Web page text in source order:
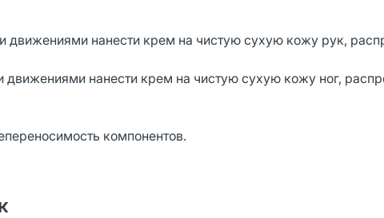
нанести крем на чистую сухую кожу рук,
нанести крем на чистую сухую кожу ног,
компонентов.